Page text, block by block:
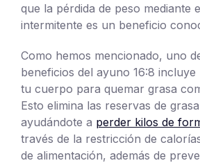
que la pérdida de peso mediante
intermitente es un beneficio
Como hemos mencionado, uno
beneficios del ayuno 16:8 incluye
tu cuerpo para quemar grasa
Esto elimina las reservas de
ayudándote a perder kilos de
través de la restricción de
de alimentación, además de